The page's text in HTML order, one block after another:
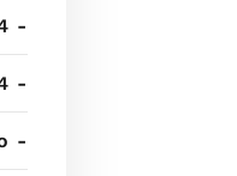
-
-
-